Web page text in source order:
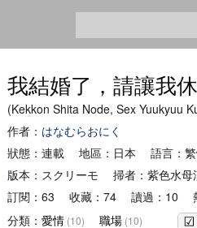
我結婚了，請讓我
(Kekkon Shita Node, Sex Yuukyuu
作者： はなむらおにく
狀態：連載 地區：日本 語言：
版本：スクリーモ 掃者：紫色水
訂閱：63 收藏：74 讀過：10
分類： 愛情 (10) 職場 (10)